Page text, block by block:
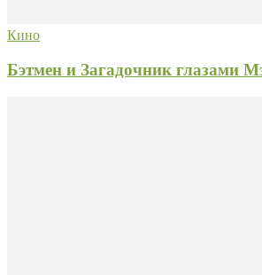
Кино
Бэтмен и Загадочник глазами